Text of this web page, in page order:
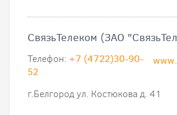
СвязьТелеком (ЗАО
Телефон: +7 (4722)30-90-
52
г.Белгород ул. Костюкова д. 41